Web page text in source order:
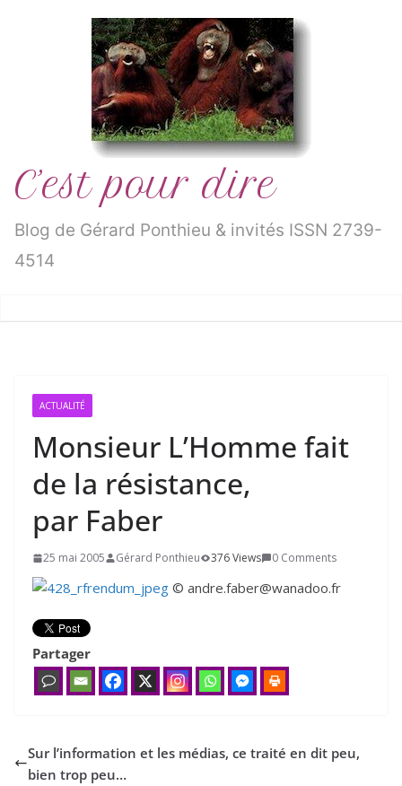
C’est pour dire
Blog de Gérard Ponthieu & invités ISSN 2739-
4514
ACTUALITÉ
Monsieur L’Homme fait
de la résistance,
par Faber
25 mai 2005 Gérard Ponthieu 376 Views 0 Comments
© andre.faber@wanadoo.fr
Partager
Sur l’information et les médias, ce traité en dit peu,
bien trop peu…